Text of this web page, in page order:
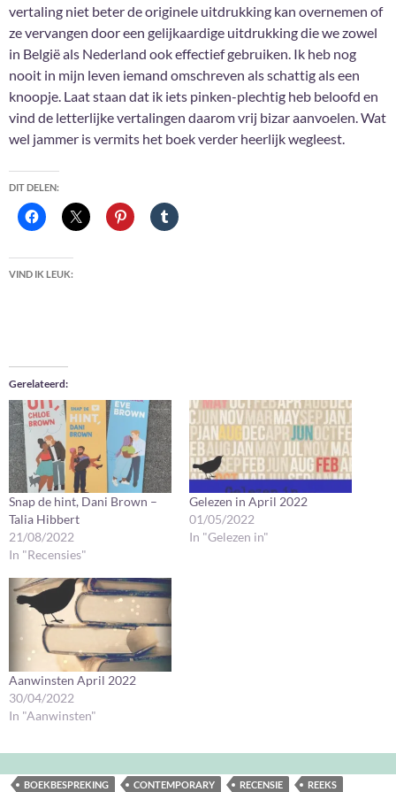
vertaling niet beter de originele uitdrukking kan overnemen of
ze vervangen door een gelijkaardige uitdrukking die we zowel
in België als Nederland ook effectief gebruiken. Ik heb nog
nooit in mijn leven iemand omschreven als schattig als een
knoopje. Laat staan dat ik iets pinken-plechtig heb beloofd en
vind de letterlijke vertalingen daarom vrij bizar aanvoelen. Wat
wel jammer is vermits het boek verder heerlijk wegleest.
DIT DELEN:
VIND IK LEUK:
Gerelateerd
Snap de hint, Dani Brown –
Talia Hibbert
21/08/2022
In "Recensies"
Gelezen in April 2022
01/05/2022
In "Gelezen in"
Aanwinsten April 2022
30/04/2022
In "Aanwinsten"
BOEKBESPREKING CONTEMPORARY RECENSIE REEKS